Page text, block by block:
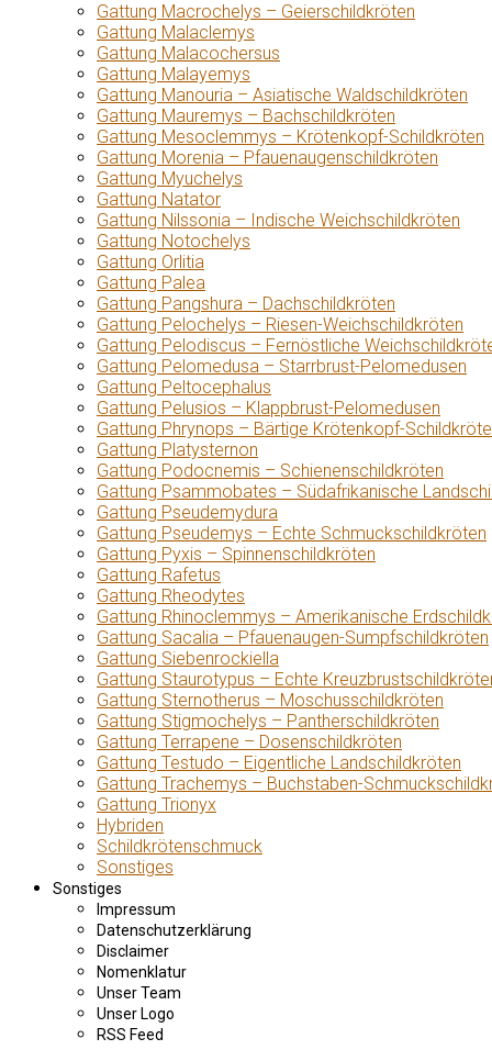
Gattung Macrochelys – Geierschildkröten
Gattung Malaclemys
Gattung Malacochersus
Gattung Malayemys
Gattung Manouria – Asiatische Waldschildkröten
Gattung Mauremys – Bachschildkröten
Gattung Mesoclemmys – Krötenkopf-Schildkröten
Gattung Morenia – Pfauenaugenschildkröten
Gattung Myuchelys
Gattung Natator
Gattung Nilssonia – Indische Weichschildkröten
Gattung Notochelys
Gattung Orlitia
Gattung Palea
Gattung Pangshura – Dachschildkröten
Gattung Pelochelys – Riesen-Weichschildkröten
Gattung Pelodiscus – Fernöstliche
Gattung Pelomedusa – Starrbrust-Pelomedusen
Gattung Peltocephalus
Gattung Pelusios – Klappbrust-Pelomedusen
Gattung Phrynops – Bärtige Krötenkopf-
Gattung Platysternon
Gattung Podocnemis – Schienenschildkröten
Gattung Psammobates – Südafrikanische
Gattung Pseudemydura
Gattung Pseudemys – Echte Schmuckschildkröten
Gattung Pyxis – Spinnenschildkröten
Gattung Rafetus
Gattung Rheodytes
Gattung Rhinoclemmys – Amerikanische
Gattung Sacalia – Pfauenaugen-Sumpfschildkröten
Gattung Siebenrockiella
Gattung Staurotypus – Echte
Gattung Sternotherus – Moschusschildkröten
Gattung Stigmochelys – Pantherschildkröten
Gattung Terrapene – Dosenschildkröten
Gattung Testudo – Eigentliche Landschildkröten
Gattung Trachemys – Buchstaben-
Gattung Trionyx
Hybriden
Schildkrötenschmuck
Sonstiges
Sonstiges
Impressum
Datenschutzerklärung
Disclaimer
Nomenklatur
Unser Team
Unser Logo
RSS Feed